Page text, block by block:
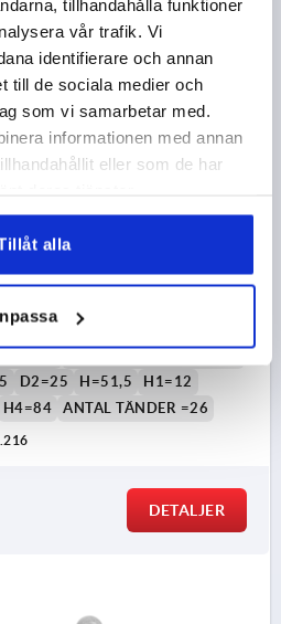
tillhandahålla funktioner
vår trafik. Vi
identifierare och annan
till de sociala medier och
som vi samarbetar med.
informationen med annan
eller som de har
alla
KOMP:STÅL
HANDTAGSLÄNGD=108
D2=25 H=51,5
H1=12
H4=84 ANTAL TÄNDER =26
DETALJER